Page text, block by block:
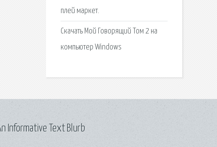
плей маркет.
Скачать Мой Говорящий Том 2 на
компьютер Windows
Informative Text Blurb